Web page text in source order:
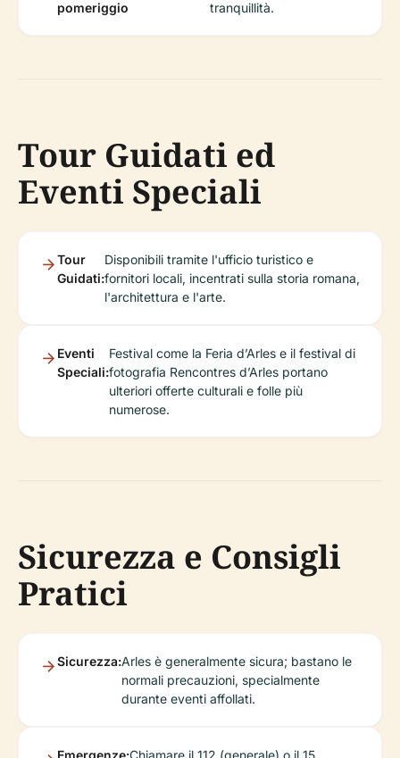
pomeriggio tranquillità.
Tour Guidati ed
Eventi Speciali
Tour
Guidati:
Disponibili tramite l'ufficio turistico e
fornitori locali, incentrati sulla storia romana,
l'architettura e l'arte.
Eventi
Speciali:
Festival come la Feria d’Arles e il festival di
fotografia Rencontres d’Arles portano
ulteriori offerte culturali e folle più
numerose.
Sicurezza e Consigli
Pratici
Sicurezza:Arles è generalmente sicura; bastano le
normali precauzioni, specialmente
durante eventi affollati.
Emergenze:Chiamare il 112 (generale) o il 15